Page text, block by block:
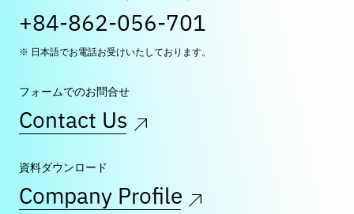
+84-862-056-701
※ 日本語でお電話お受けいたしております。
フォームでのお問合せ
Contact Us
資料ダウンロード
Company Profile